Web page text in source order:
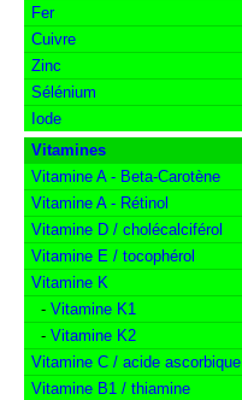
Fer
Cuivre
Zinc
Sélénium
Iode
Vitamines
Vitamine A - Beta-Carotène
Vitamine A - Rétinol
Vitamine D / cholécalciférol
Vitamine E / tocophérol
Vitamine K
- Vitamine K1
- Vitamine K2
Vitamine C / acide ascorbique
Vitamine B1 / thiamine